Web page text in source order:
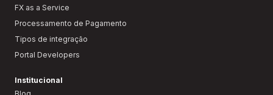
FX as a Service
Processamento de Pagamento
Tipos de integração
Portal Developers
Institucional